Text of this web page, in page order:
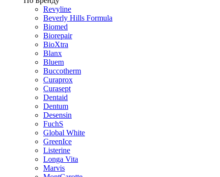
Revyline
Beverly Hills Formula
Biomed
Biorepair
BioXtra
Blanx
Bluem
Buccotherm
Curaprox
Curasept
Dentaid
Dentum
Desensin
FuchS
Global White
GreenIce
Listerine
Longa Vita
Marvis